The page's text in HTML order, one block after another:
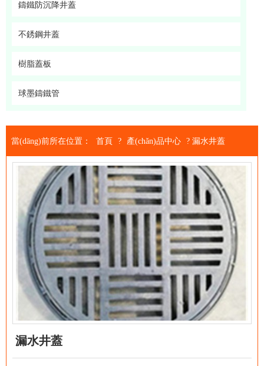
鑄鐵防沉降井蓋
不銹鋼井蓋
樹脂蓋板
球墨鑄鐵管
當(dāng)前所在位置： 首頁 ? 產(chǎn)品中心 ? 漏水井蓋
漏水井蓋